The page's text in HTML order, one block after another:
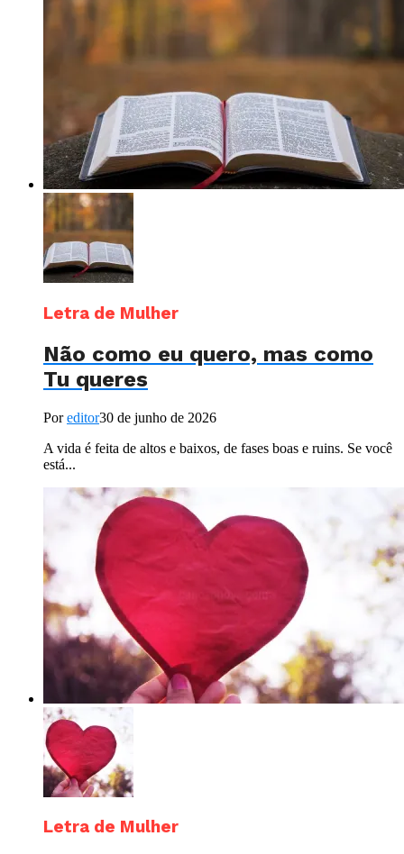
Letra de Mulher
Não como eu quero, mas como
Tu queres
Poreditor30 de junho de 2026
A vida é feita de altos e baixos, de fases boas e ruins. Se você
está...
Letra de Mulher